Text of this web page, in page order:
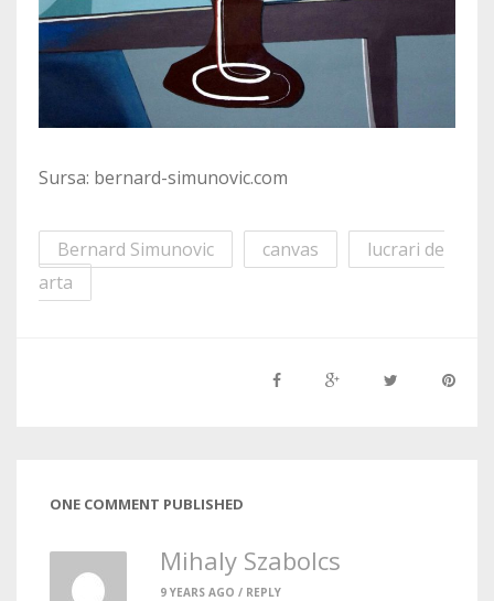
Sursa: bernard-simunovic.com
Bernard Simunovic canvas
lucrari de
arta
ONE COMMENT PUBLISHED
Mihaly Szabolcs
9 YEARS AGO / REPLY